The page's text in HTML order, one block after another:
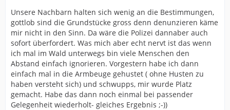
Unsere Nachbarn halten sich wenig an die Bestimmungen,
gottlob sind die Grundstücke gross denn denunzieren käme
mir nicht in den Sinn. Da wäre die Polizei dannaber auch
sofort überfordert. Was mich aber echt nervt ist das wenn
ich mal im Wald unterwegs bin viele Menschen den
Abstand einfach ignorieren. Vorgestern habe ich dann
einfach mal in die Armbeuge gehustet ( ohne Husten zu
haben versteht sich) und schwupps, mir wurde Platz
gemacht. Habe das dann noch einmal bei passender
Gelegenheit wiederholt- gleiches Ergebnis ;-))